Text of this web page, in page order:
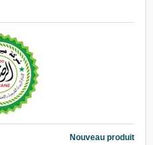
Nouveau produit